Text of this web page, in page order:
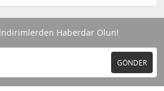
Haberdar Olun!
GÖNDER